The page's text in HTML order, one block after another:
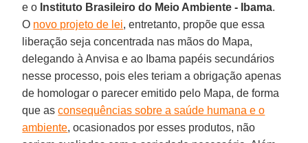
e o Instituto Brasileiro do Meio Ambiente - Ibama.
O novo projeto de lei, entretanto, propõe que essa
liberação seja concentrada nas mãos do Mapa,
delegando à Anvisa e ao Ibama papéis secundários
nesse processo, pois eles teriam a obrigação apenas
de homologar o parecer emitido pelo Mapa, de forma
que asconsequências sobre a saúde humana e o
ambiente, ocasionados por esses produtos, não